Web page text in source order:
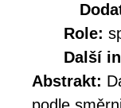
Role:
Další
Abstrakt: